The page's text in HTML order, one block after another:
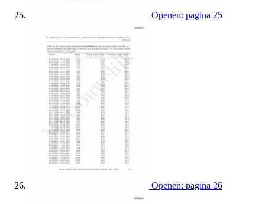
Openen: pagina 25
Openen: pagina 26